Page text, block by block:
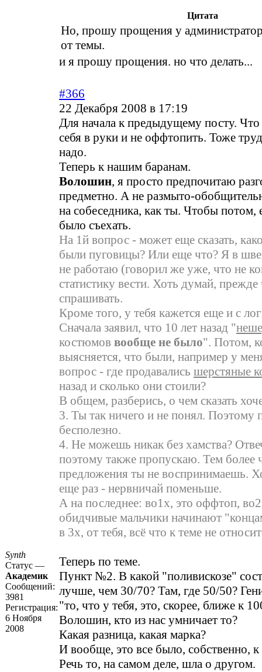
Цитата
Но, прошу прощения у
от темы.
и я прошу прощения. но что делать...
Synth
Статус —
Академик
Сообщений:
3981
Регистрация:
6 Ноября
2008
#366
22 Декабря 2008 в 17:19
Для начала к предыдущему посту. Что
себя в руки и не оффтопить. Тоже
надо.
Теперь к нашим баранам.
Волошин, я просто предпочитаю
предметно. А не размыто-
на собеседника, как ты. Чтобы потом,
было съехать.
На 1й вопрос - может еще сказать,
были пуговицы? Или еще что? Я в
не работаю (говорил же уже, что не
статистику вести. Хоть думай, прежде
спрашивать.
Кроме того, у тебя кажется еще и с
Сначала заявил, что 10 лет назад "
костюмов вообще не было". Потом,
выясняется, что были, например у
вопрос - где продавались шерстяные
назад и сколько они стоили?
В общем, разберись, о чем сказать
3. Ты так ничего и не понял. Поэтому
бесполезно.
4. Не можешь никак без хамства?
поэтому также пропускаю. Тем более
предложения ты не воспринимаешь.
еще раз - нервничай поменьше.
А на последнее: во1х, это оффтоп,
обидчивые мальчики начинают
в 3х, от тебя, всё что к теме не
Теперь по теме.
Пункт №2. В какой "поливискозе"
лучше, чем 30/70? Там, где 50/50?
"то, что у тебя, это, скорее, ближе к
Волошин, кто из нас умничает то?
Какая разница, какая марка?
И вообще, это все было, собственно,
Речь то, на самом деле, шла о другом.